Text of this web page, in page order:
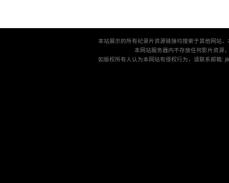
本站展示的所有纪录片资源链接均搜索于其他网站
本网站服务器内不存放任何影片资源
如版权所有人认为本网站有侵权行为，请联系邮箱: